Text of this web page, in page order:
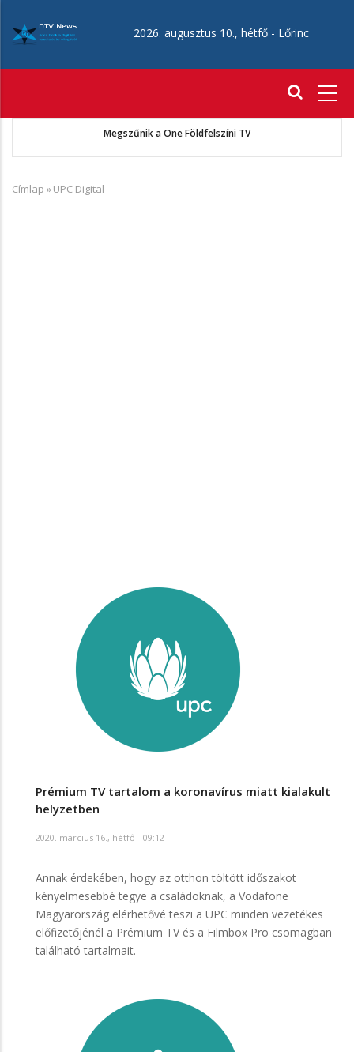
tartalomra
2026. augusztus 10., hétfő - Lőrinc
Megszűnik a One Földfelszíni TV
Morzsa
Címlap »UPC Digital
Prémium TV tartalom a koronavírus miatt kialakult
helyzetben
2020. március 16., hétfő - 09:12
Annak érdekében, hogy az otthon töltött időszakot
kényelmesebbé tegye a családoknak, a Vodafone
Magyarország elérhetővé teszi a UPC minden vezetékes
előfizetőjénél a Prémium TV és a Filmbox Pro csomagban
található tartalmait.